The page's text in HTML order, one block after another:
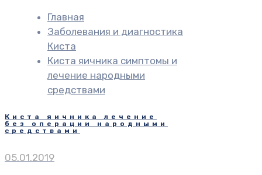
Главная
Заболевания и диагностика
Киста
Киста яичника симптомы и
лечение народными
средствами
Киста яичника лечение
без операции народными
средствами
05.01.2019